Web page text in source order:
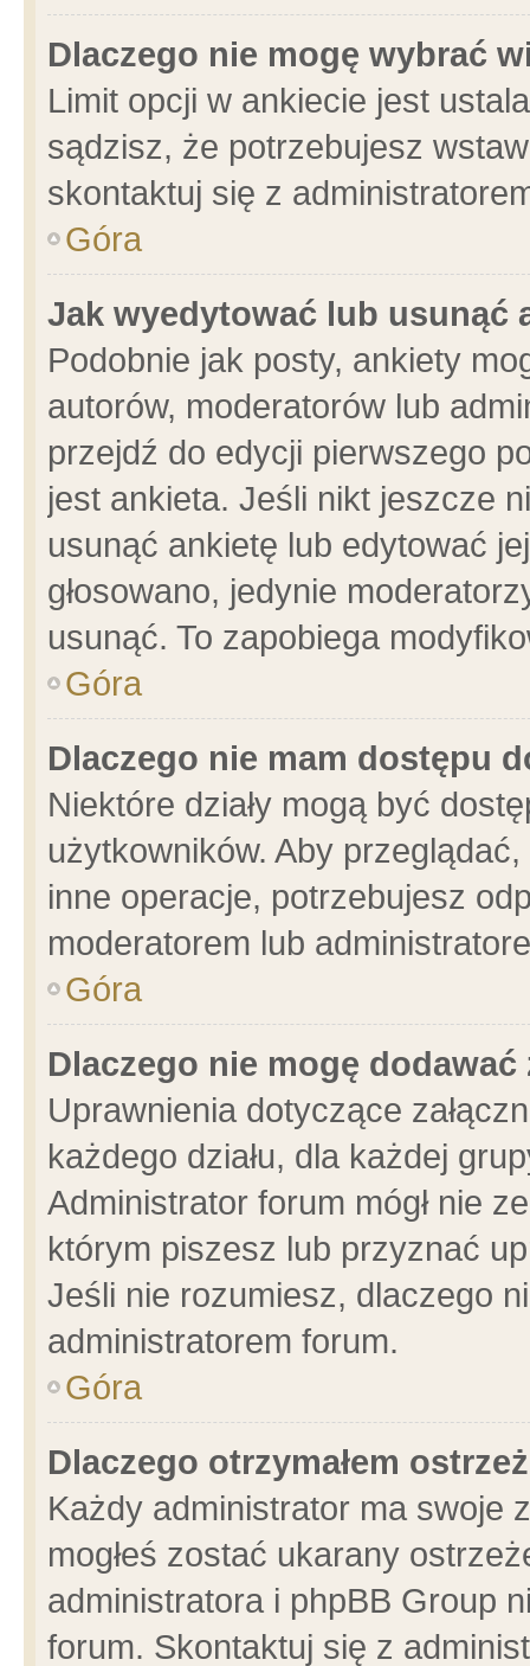
Dlaczego nie mogę wybrać
Limit opcji w ankiecie jest
sądzisz, że potrzebujesz
skontaktuj się z
Góra
Jak wyedytować lub usunąć
Podobnie jak posty, ankiety
autorów, moderatorów lub
przejdź do edycji pierwszego
jest ankieta. Jeśli nikt jeszcze
usunąć ankietę lub edytować
głosowano, jedynie
usunąć. To zapobiega
Góra
Dlaczego nie mam dostępu
Niektóre działy mogą być
użytkowników. Aby
inne operacje, potrzebujesz
moderatorem lub
Góra
Dlaczego nie mogę dodawać
Uprawnienia dotyczące
każdego działu, dla każdej
Administrator forum mógł nie
którym piszesz lub przyznać
Jeśli nie rozumiesz, dlaczego
administratorem forum.
Góra
Dlaczego otrzymałem
Każdy administrator ma swoje
mogłeś zostać ukarany
administratora i phpBB Group
forum. Skontaktuj się z